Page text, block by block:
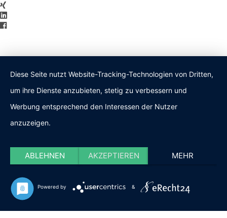
Diese Seite nutzt Website-Tracking-Technologien von Dritten,
um ihre Dienste anzubieten, stetig zu verbessern und
Werbung entsprechend den Interessen der Nutzer
anzuzeigen.
ABLEHNEN AKZEPTIEREN MEHR
Powered by &